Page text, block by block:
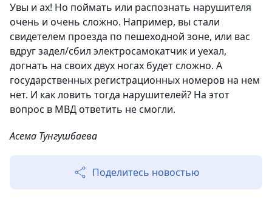
Увы и ах! Но поймать или распознать нарушителя
очень и очень сложно. Например, вы стали
свидетелем проезда по пешеходной зоне, или вас
вдруг задел/сбил электросамокатчик и уехал,
догнать на своих двух ногах будет сложно. А
государственных регистрационных номеров на нем
нет. И как ловить тогда нарушителей? На этот
вопрос в МВД ответить не смогли.
Асема Тунгушбаева
Поделитесь новостью